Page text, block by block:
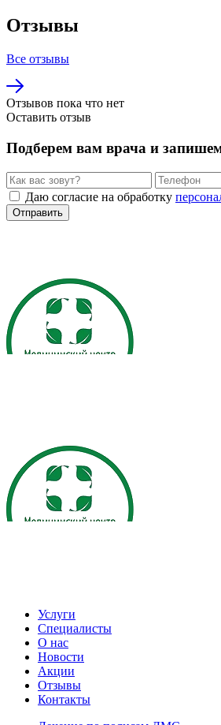
Отзывы
Все отзывы
Отзывов пока что нет
Оставить отзыв
Подберем вам врача и
Даю согласие на обработку
Отправить
Услуги
Специалисты
О нас
Новости
Акции
Отзывы
Контакты